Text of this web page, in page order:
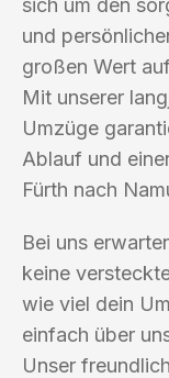
sich um den
und
großen Wert
Mit unserer
Umzüge
Ablauf und
Fürth nach
Bei uns
keine
wie viel dein
einfach über
Unser